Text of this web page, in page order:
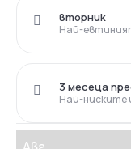
Най-
вторник
Най-ниските
3 месеца